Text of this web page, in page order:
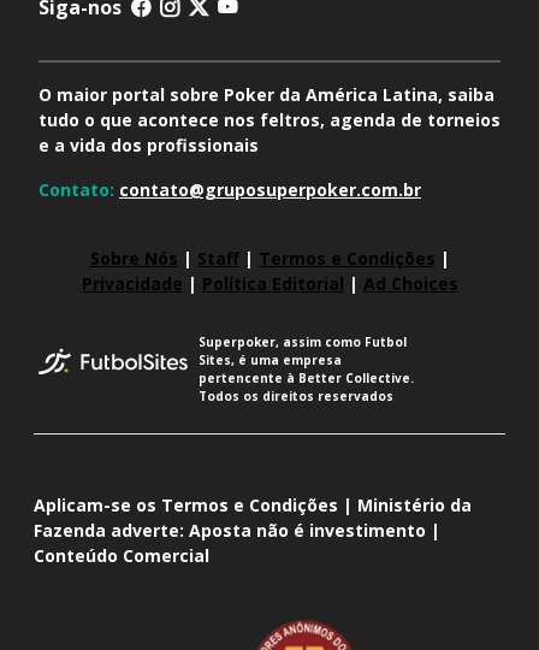
Siga-nos
O maior portal sobre Poker da América Latina, saiba
tudo o que acontece nos feltros, agenda de torneios
e a vida dos profissionais
Contato: contato@gruposuperpoker.com.br
Sobre Nós | Staff| Termos e Condições |
Privacidade | Política Editorial | Ad Choices
Superpoker, assim como Futbol
Sites, é uma empresa
pertencente à Better Collective.
Todos os direitos reservados
Aplicam-se os Termos e Condições | Ministério da
Fazenda adverte: Aposta não é investimento |
Conteúdo Comercial